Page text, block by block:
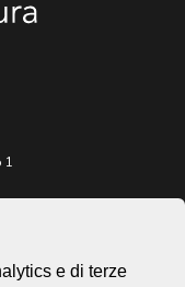
1
e di terze